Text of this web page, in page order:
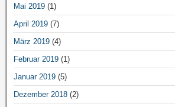
Mai 2019 (1)
April 2019 (7)
März 2019 (4)
Februar 2019 (1)
Januar 2019 (5)
Dezember 2018 (2)